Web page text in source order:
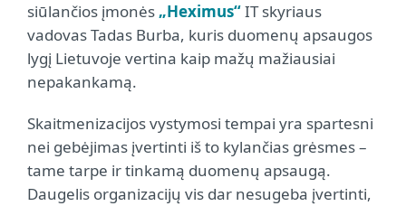
siūlančios įmonės„Heximus“IT skyriaus
vadovas Tadas Burba, kuris duomenų apsaugos
lygį Lietuvoje vertina kaip mažų mažiausiai
nepakankamą.
Skaitmenizacijos vystymosi tempai yra spartesni
nei gebėjimas įvertinti iš to kylančias grėsmes –
tame tarpe ir tinkamą duomenų apsaugą.
Daugelis organizacijų vis dar nesugeba įvertinti,